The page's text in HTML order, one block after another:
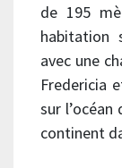
de 195
habitation
avec une
Fredericia
sur l’océan
continent